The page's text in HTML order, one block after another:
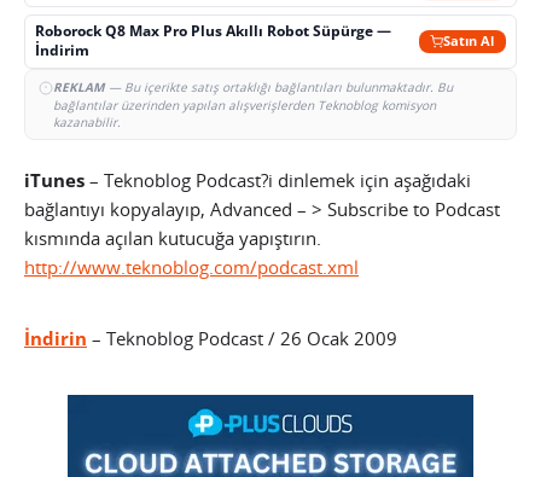
Roborock Q8 Max Pro Plus Akıllı Robot Süpürge —
İndirim
Satın Al
REKLAM— Bu içerikte satış ortaklığı bağlantıları bulunmaktadır. Bu
bağlantılar üzerinden yapılan alışverişlerden Teknoblog komisyon
kazanabilir.
iTunes – Teknoblog Podcast?i dinlemek için aşağıdaki
bağlantıyı kopyalayıp, Advanced – > Subscribe to Podcast
kısmında açılan kutucuğa yapıştırın.
http://www.teknoblog.com/podcast.xml
İndirin – Teknoblog Podcast / 26 Ocak 2009